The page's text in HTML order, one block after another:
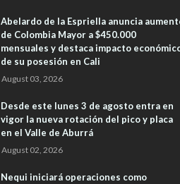
Abelardo de la Espriella anuncia
de Colombia Mayor a $450.000
mensuales y destaca impacto
de su posesión en Cali
August 03, 2026
Desde este lunes 3 de agosto entra en
vigor la nueva rotación del pico y placa
en el Valle de Aburrá
August 02, 2026
Nequi iniciará operaciones como